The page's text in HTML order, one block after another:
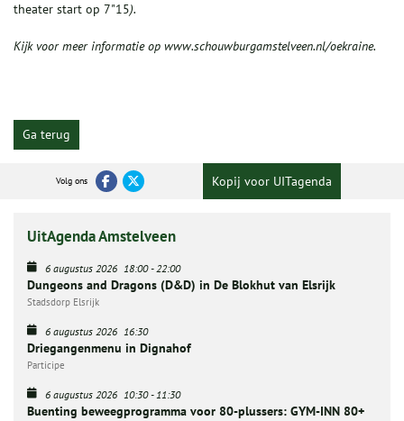
theater start op 7"15).
Kijk voor meer informatie op www.schouwburgamstelveen.nl/oekraine.
Ga terug
Volg ons Kopij voor UITagenda
UitAgenda Amstelveen
6 augustus 2026 18:00-22:00
Dungeons and Dragons (D&D) in De Blokhut van Elsrijk
Stadsdorp Elsrijk
6 augustus 2026 16:30
Driegangenmenu in Dignahof
Participe
6 augustus 2026 10:30-11:30
Buenting beweegprogramma voor 80-plussers: GYM-INN 80+